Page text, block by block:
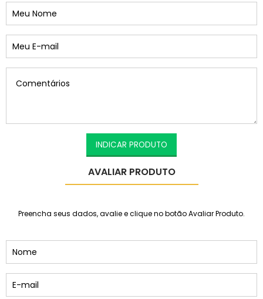
INDICAR PRODUTO
AVALIAR PRODUTO
Preencha seus dados, avalie e clique no botão Avaliar Produto.